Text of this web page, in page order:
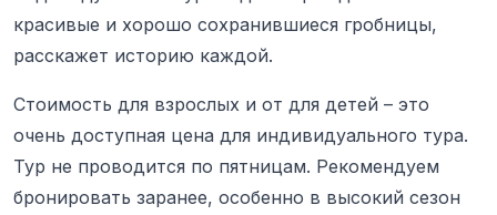
красивые и хорошо сохранившиеся гробницы,
расскажет историю каждой.
Стоимость для взрослых и от для детей – это
очень доступная цена для индивидуального тура.
Тур не проводится по пятницам. Рекомендуем
бронировать заранее, особенно в высокий сезон